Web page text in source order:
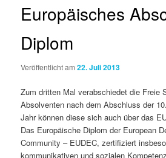
Europäisches
Diplom
Veröffentlicht am22. Juli 2013
Zum dritten Mal verabschiedet die Freie
Absolventen nach dem Abschluss der
Jahr können diese sich auch über das
Das Europäische Diplom der European
Community – EUDEC, zertifiziert
kommunikativen und sozialen